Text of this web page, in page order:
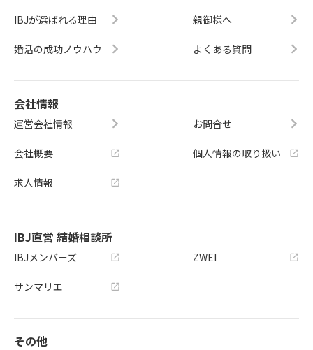
IBJが選ばれる理由
婚活の成功ノウハウ
親御様へ
よくある質問
会社情報
運営会社情報
会社概要
求人情報
お問合せ
個人情報の取り扱い
IBJ直営 結婚相談所
IBJメンバーズ
サンマリエ
ZWEI
その他